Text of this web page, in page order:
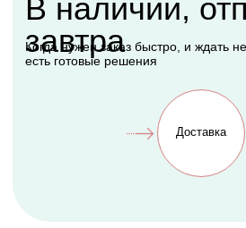
Подарок, которому
будет рада каждая
мама